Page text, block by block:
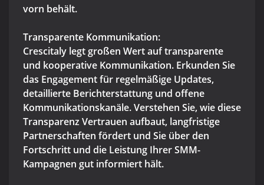
vorn behält.
Transparente Kommunikation:
Crescitaly legt großen Wert auf transparente
und kooperative Kommunikation. Erkunden Sie
das Engagement für regelmäßige Updates,
detaillierte Berichterstattung und offene
Kommunikationskanäle. Verstehen Sie, wie diese
Transparenz Vertrauen aufbaut, langfristige
Partnerschaften fördert und Sie über den
Fortschritt und die Leistung Ihrer SMM-
Kampagnen gut informiert hält.